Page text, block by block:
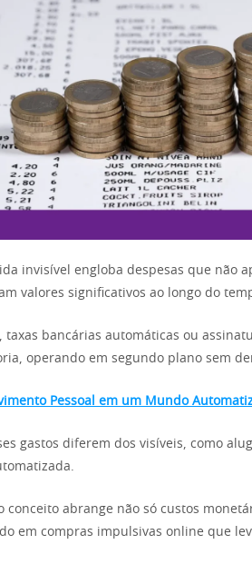
invisível engloba despesas que não
valores significativos ao longo do
taxas bancárias automáticas ou
operando em segundo plano sem
Pessoal em um Mundo
gastos diferem dos visíveis, como
conceito abrange não só custos
em compras impulsivas online que